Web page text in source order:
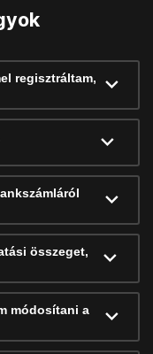
regisztráltam,
összeget,
módosítani a